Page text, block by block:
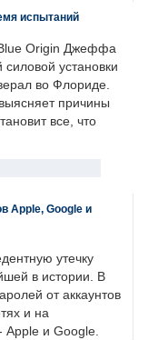
испытаний
Blue Origin Джеффа
установки
во Флориде.
причины
все, что
Apple, Google и
утечку
в истории. В
от аккаунтов
и на
Apple и Google.